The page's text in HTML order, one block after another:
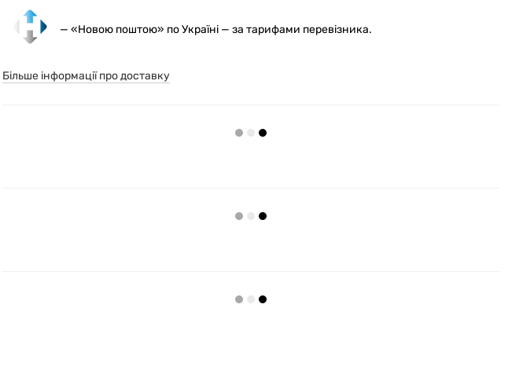
— «Новою поштою» по Україні — за тарифами перевізника.
Більше інформації про доставку